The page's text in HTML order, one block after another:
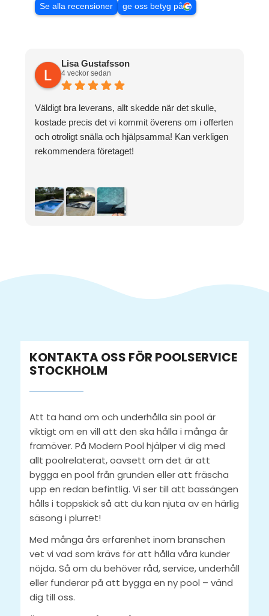
Se alla recensioner
ge oss betyg på
Lisa Gustafsson
4 veckor sedan
Väldigt bra leverans, allt skedde när det skulle,
kostade precis det vi kommit överens om i offerten
och otroligt snälla och hjälpsamma! Kan verkligen
rekommendera företaget!
KONTAKTA OSS FÖR POOLSERVICE
STOCKHOLM
Att ta hand om och underhålla sin pool är
viktigt om en vill att den ska hålla i många år
framöver. På Modern Pool hjälper vi dig med
allt poolrelaterat, oavsett om det är att
bygga en pool från grunden eller att fräscha
upp en redan befintlig. Vi ser till att bassängen
hålls i toppskick så att du kan njuta av en härlig
säsong i plurret!
Med många års erfarenhet inom branschen
vet vi vad som krävs för att hålla våra kunder
nöjda. Så om du behöver råd, service, underhåll
eller funderar på att bygga en ny pool – vänd
dig till oss.